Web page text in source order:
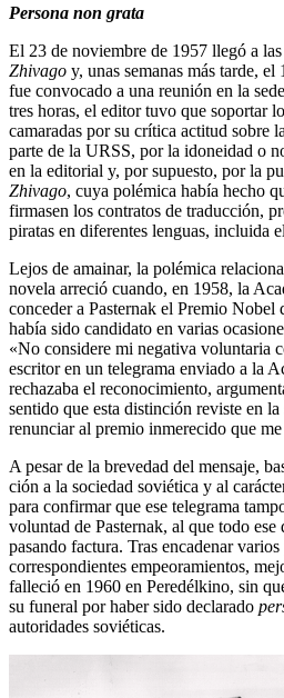
Persona non grata
El 23 de noviembre de 1957 llegó a
Zhivago y, unas semanas más tarde,
fue convocado a una reunión en la
tres horas, el editor tuvo que soportar
camaradas por su crítica actitud sobre
parte de la URSS, por la idoneidad o
en la editorial y, por supuesto, por la
Zhivago, cuya polémica había hecho
firmasen los contratos de traducción,
piratas en diferentes lenguas, incluida
Lejos de amainar, la polémica
nove­la arreció cuando, en 1958, la
conceder a Paster­nak el Premio
había sido candidato en varias
«No considere mi negativa voluntaria
escritor en un telegrama enviado a la
rechazaba el reconocimiento,
sentido que esta distinción reviste en
renunciar al premio inmerecido que
A pesar de la brevedad del mensaje,
ción a la sociedad soviética y al
para confirmar que ese telegrama
voluntad de Pasternak, al que todo ese
pasando factura. Tras encadenar
correspondientes empeora­mientos,
falleció en 1960 en Peredélkino, sin
su funeral por haber sido declarado
autoridades soviéticas.